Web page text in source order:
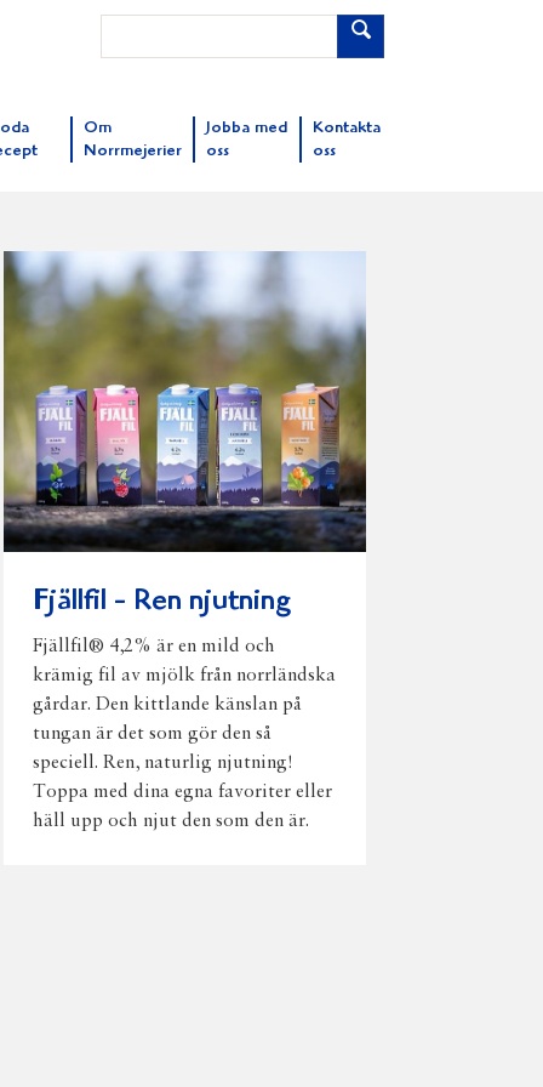
Om
Norrmejerier
Jobba med
oss
Kontakta
oss
Fjällfil - Ren njutning
Fjällfil® 4,2% är en mild och
krämig fil av mjölk från norrländska
gårdar. Den kittlande känslan på
tungan är det som gör den så
speciell. Ren, naturlig njutning!
Toppa med dina egna favoriter eller
häll upp och njut den som den är.